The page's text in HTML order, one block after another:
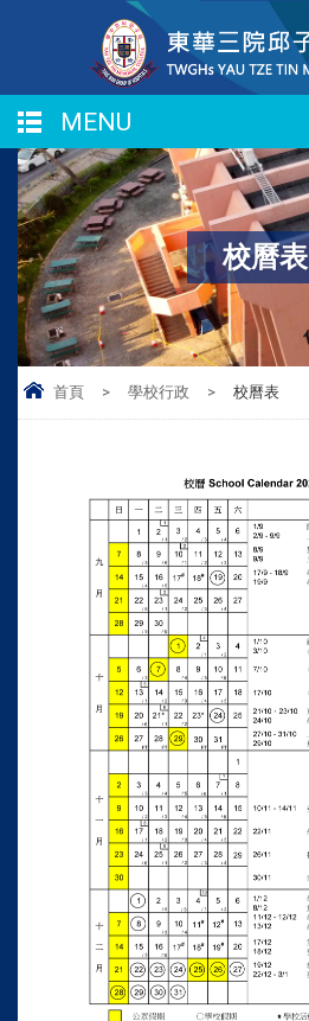
MENU
校曆表
首頁 > 學校行政 > 校曆表